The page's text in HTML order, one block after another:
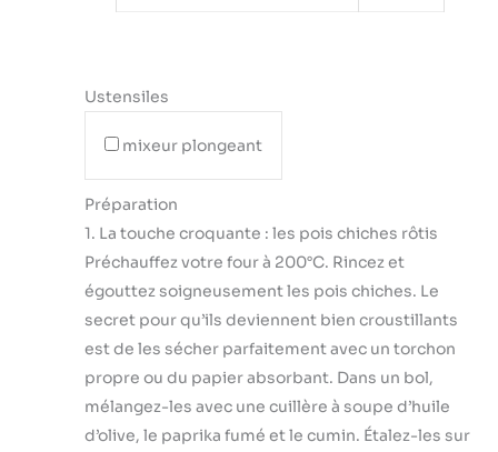
Ustensiles
mixeur plongeant
Préparation
1. La touche croquante : les pois chiches rôtis
Préchauffez votre four à 200°C. Rincez et
égouttez soigneusement les pois chiches. Le
secret pour qu’ils deviennent bien croustillants
est de les sécher parfaitement avec un torchon
propre ou du papier absorbant. Dans un bol,
mélangez-les avec une cuillère à soupe d’huile
d’olive, le paprika fumé et le cumin. Étalez-les sur